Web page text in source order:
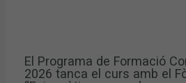
El Programa de Formació
2026 tanca el curs amb el